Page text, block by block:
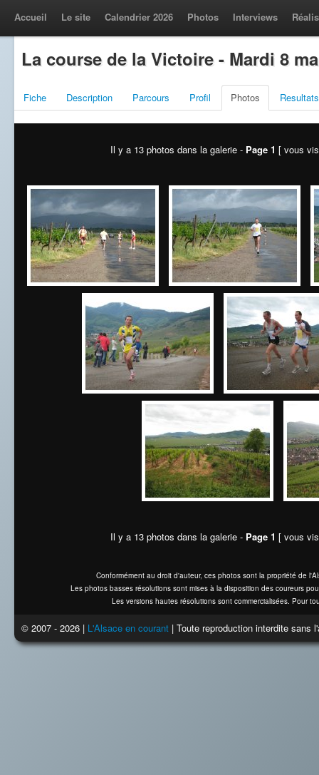
Accueil Le site Calendrier 2026 Photos Interviews
La course de la Victoire - Mardi 8
Fiche Description Parcours Profil Photos Resultats
Il y a 13 photos dans la galerie - Page 1 [ vous
Il y a 13 photos dans la galerie - Page 1 [ vous
Conformément au droit d'auteur, ces photos sont la propriété de
Les photos basses résolutions sont mises à la disposition des coureurs
Les versions hautes résolutions sont commercialisées. Pour
© 2007 - 2026 | L'Alsace en courant | Toute reproduction interdite sans